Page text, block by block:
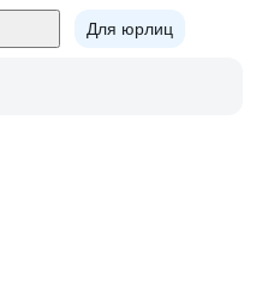
Для юрлиц